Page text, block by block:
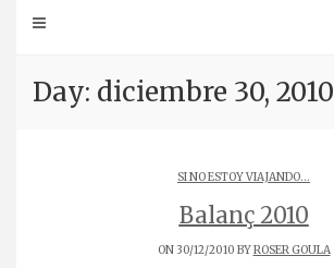
Day: diciembre 30, 2010
SI NO ESTOY VIAJANDO...
Balanç 2010
ON 30/12/2010 BYROSER GOULA